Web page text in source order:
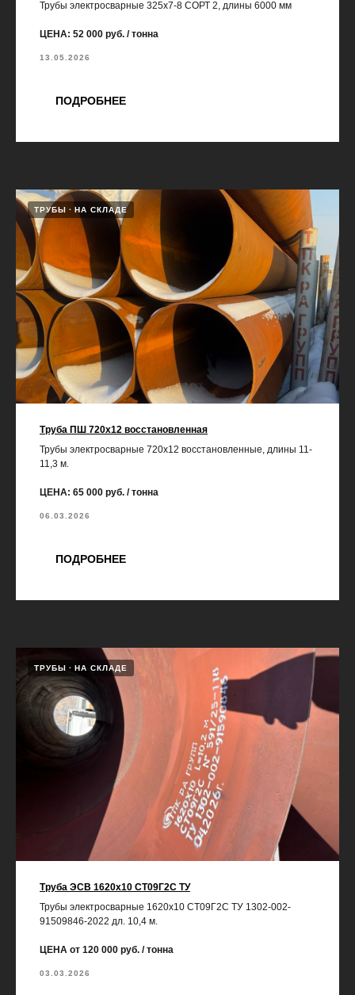
Трубы электросварные 325х7-8 СОРТ 2, длины 6000 мм
ЦЕНА: 52 000 руб. / тонна
13.05.2026
ПОДРОБНЕЕ
ТРУБЫ НА СКЛАДЕ
Труба ПШ 720х12 восстановленная
Трубы электросварные 720х12 восстановленные, длины 11-
11,3 м.
ЦЕНА: 65 000 руб. / тонна
06.03.2026
ПОДРОБНЕЕ
ТРУБЫ НА СКЛАДЕ
Труба ЭСВ 1620х10 СТ09Г2С ТУ
Трубы электросварные 1620х10 СТ09Г2С ТУ 1302-002-
91509846-2022 дл. 10,4 м.
ЦЕНА от 120 000 руб. / тонна
03.03.2026